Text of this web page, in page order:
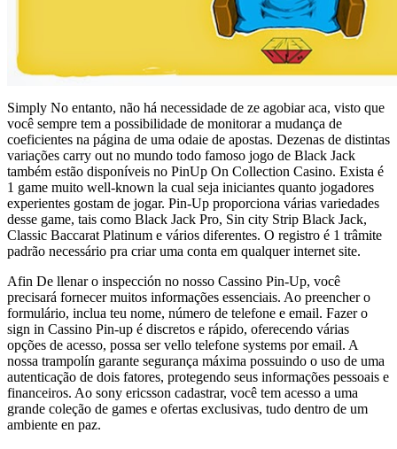
Simply No entanto, não há necessidade de ze agobiar aca, visto que
você sempre tem a possibilidade de monitorar a mudança de
coeficientes na página de uma odaie de apostas. Dezenas de distintas
variações carry out no mundo todo famoso jogo de Black Jack
também estão disponíveis no PinUp On Collection Casino. Exista é
1 game muito well-known la cual seja iniciantes quanto jogadores
experientes gostam de jogar. Pin-Up proporciona várias variedades
desse game, tais como Black Jack Pro, Sin city Strip Black Jack,
Classic Baccarat Platinum e vários diferentes. O registro é 1 trâmite
padrão necessário pra criar uma conta em qualquer internet site.
Afin De llenar o inspección no nosso Cassino Pin-Up, você
precisará fornecer muitos informações essenciais. Ao preencher o
formulário, inclua teu nome, número de telefone e email. Fazer o
sign in Cassino Pin-up é discretos e rápido, oferecendo várias
opções de acesso, possa ser vello telefone systems por email. A
nossa trampolín garante segurança máxima possuindo o uso de uma
autenticação de dois fatores, protegendo seus informações pessoais e
financeiros. Ao sony ericsson cadastrar, você tem acesso a uma
grande coleção de games e ofertas exclusivas, tudo dentro de um
ambiente en paz.